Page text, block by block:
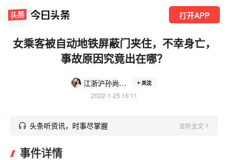
打开APP
女乘客被自动地铁屏蔽门夹住，不幸身亡，
事故原因究竟出在哪？
江浙沪孙尚香（即送版） 关注
2022-1-25 16:11
头条听资讯，时事尽掌握 去听全文
事件详情